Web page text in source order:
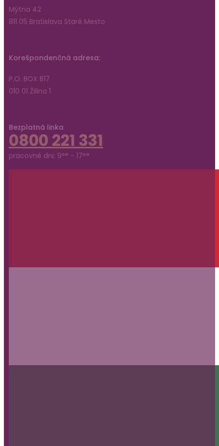
Mýtna 42
811 05 Bratislava Staré Mesto
Korešpondenčná adresa:
P.O. BOX B17
010 01 Žilina 1
Bezplatná linka
0800 221 331
pracovné dni: 9°° - 17°°